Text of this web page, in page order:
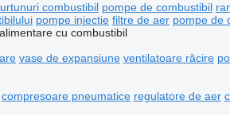
combustibil pompe de combustibil
pompe injectie filtre de aer pompe de
cu combustibil
vase de expansiune ventilatoare răcire
compresoare pneumatice regulatore de aer